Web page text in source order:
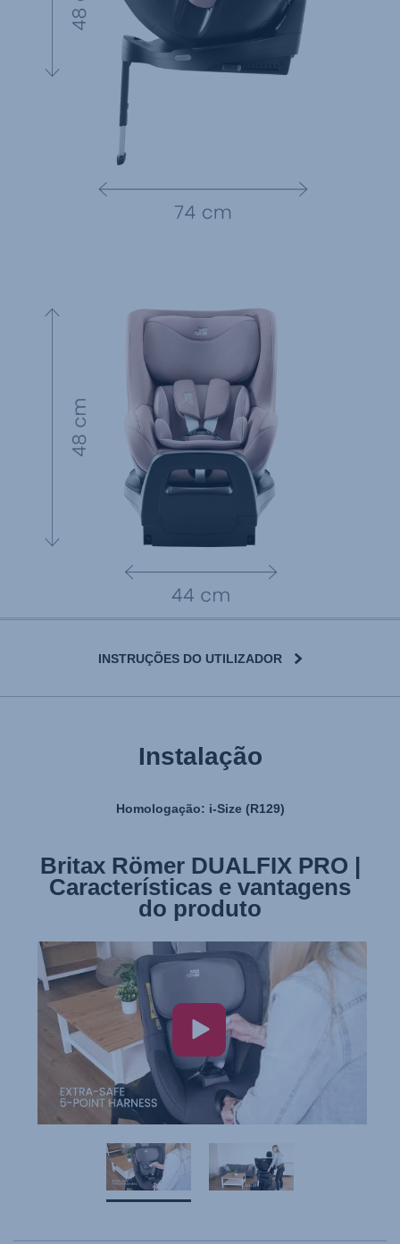
INSTRUÇÕES DO UTILIZADOR
Instalação
Homologação: i-Size (R129)
Britax Römer DUALFIX PRO |
Características e vantagens
do produto
Britax Römer DUALFIX PRO |
Instalação